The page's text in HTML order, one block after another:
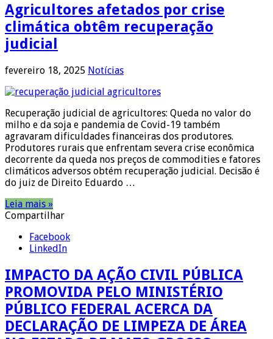
Agricultores afetados por crise
climática obtêm recuperação
judicial
fevereiro 18, 2025 Notícias
Recuperação judicial de agricultores: Queda no valor do
milho e da soja e pandemia de Covid-19 também
agravaram dificuldades financeiras dos produtores.
Produtores rurais que enfrentam severa crise econômica
decorrente da queda nos preços de commodities e fatores
climáticos adversos obtém recuperação judicial. Decisão é
do juiz de Direito Eduardo …
Leia mais »
Compartilhar
Facebook
LinkedIn
IMPACTO DA AÇÃO CIVIL PÚBLICA
PROMOVIDA PELO MINISTÉRIO
PÚBLICO FEDERAL ACERCA DA
DECLARAÇÃO DE LIMPEZA DE ÁREA